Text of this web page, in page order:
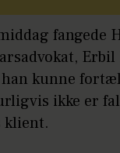
fangede
Erbil
kunne
ikke er
klient.